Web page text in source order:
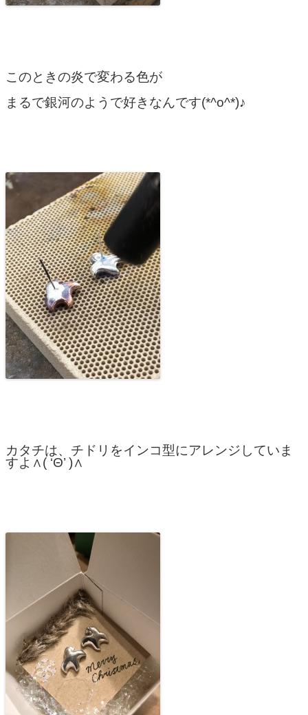
このときの炎で変わる色が
まるで銀河のようで好きなんです(*^o^*)♪
カタチは、チドリをインコ型にアレンジしていま
すよ∧( ‘Θ’ )∧